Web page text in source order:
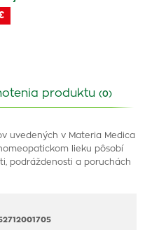
produktu (0)
uvedených v Materia Medica
lieku pôsobí
podráždenosti a poruchách